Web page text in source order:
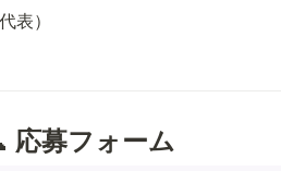
代表）
応募フォーム